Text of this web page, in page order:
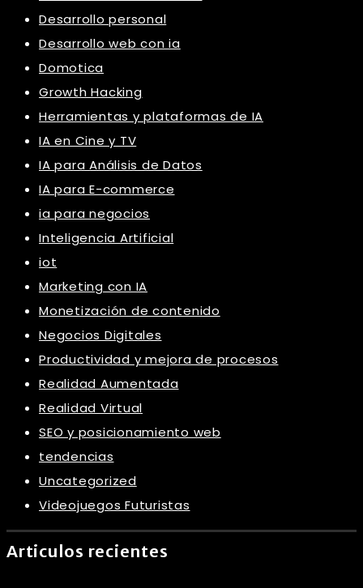
Desarrollo personal
Desarrollo web con ia
Domotica
Growth Hacking
Herramientas y plataformas de IA
IA en Cine y TV
IA para Análisis de Datos
IA para E-commerce
ia para negocios
Inteligencia Artificial
iot
Marketing con IA
Monetización de contenido
Negocios Digitales
Productividad y mejora de procesos
Realidad Aumentada
Realidad Virtual
SEO y posicionamiento web
tendencias
Uncategorized
Videojuegos Futuristas
Articulos recientes